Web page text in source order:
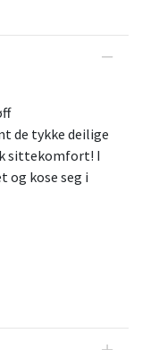
de tykke deilige
sittekomfort! I
og kose seg i